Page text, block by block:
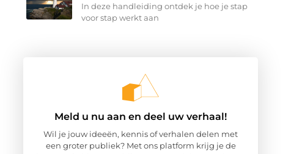
In deze handleiding ontdek je hoe je stap
voor stap werkt aan
Meld u nu aan en deel uw verhaal!
Wil je jouw ideeën, kennis of verhalen delen met
een groter publiek? Met ons platform krijg je de